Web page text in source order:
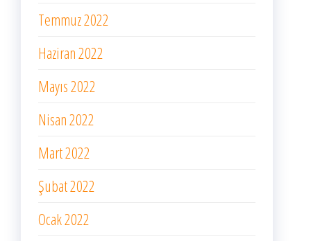
Temmuz 2022
Haziran 2022
Mayıs 2022
Nisan 2022
Mart 2022
Şubat 2022
Ocak 2022